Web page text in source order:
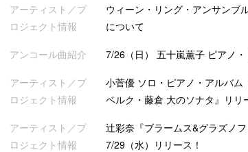
アーティスト／プ
ロジェクト情報
ウィーン・リング・アンサンブ
について
アンコール曲紹介 7/26（日） 五十嵐薫子 ピアノ
アーティスト／プ
ロジェクト情報
小菅優 ソロ・ピアノ・アルバム
ベルク・藤倉 大のソナタ』リリ
アーティスト／プ
ロジェクト情報
辻彩奈『ブラームス&グラズノフ
7/29（水）リリース！